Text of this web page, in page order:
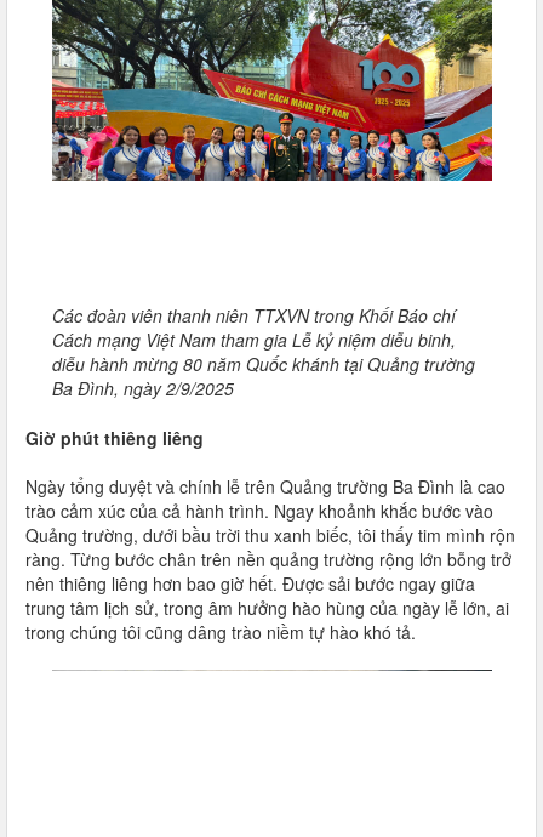
Các đoàn viên thanh niên TTXVN trong Khối Báo chí
Cách mạng Việt Nam tham gia Lễ kỷ niệm diễu binh,
diễu hành mừng 80 năm Quốc khánh tại Quảng trường
Ba Đình, ngày 2/9/2025
Giờ phút thiêng liêng
Ngày tổng duyệt và chính lễ trên Quảng trường Ba Đình là cao
trào cảm xúc của cả hành trình. Ngay khoảnh khắc bước vào
Quảng trường, dưới bầu trời thu xanh biếc, tôi thấy tim mình rộn
ràng. Từng bước chân trên nền quảng trường rộng lớn bỗng trở
nên thiêng liêng hơn bao giờ hết. Được sải bước ngay giữa
trung tâm lịch sử, trong âm hưởng hào hùng của ngày lễ lớn, ai
trong chúng tôi cũng dâng trào niềm tự hào khó tả.